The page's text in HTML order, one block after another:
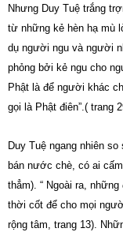
Nhưng Duy Tuệ trắng
từ những kẻ hèn hạ mù
dụ người ngu và người
phỏng bởi kẻ ngu cho
Phật là để người khác
gọi là Phật điên”.( trang
Duy Tuệ ngang nhiên
bán nước chè, có ai
thẳm). “ Ngoài ra,
thời cốt để cho mọi
rộng tâm, trang 13).